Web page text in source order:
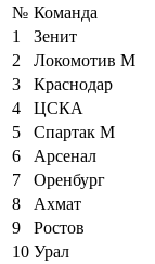
№ Команда
1
Зенит
2
Локомотив М
3
Краснодар
4
ЦСКА
5
Спартак М
6
Арсенал
7
Оренбург
8
Ахмат
9
Ростов
10 Урал